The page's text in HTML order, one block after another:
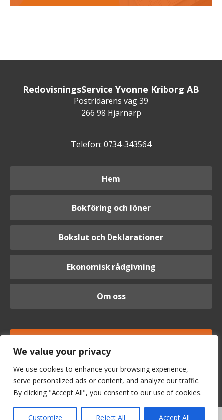
We value your privacy
We use cookies to enhance your browsing experience,
serve personalized ads or content, and analyze our traffic.
By clicking "Accept All", you consent to our use of cookies.
Customize Reject All Accept All
RedovisningsService Yvonne Kriborg AB
Postridarens väg 39
266 98 Hjärnarp
Telefon: 0734-343564
Hem
Bokföring och löner
Bokslut och Deklarationer
Ekonomisk rådgivning
Om oss